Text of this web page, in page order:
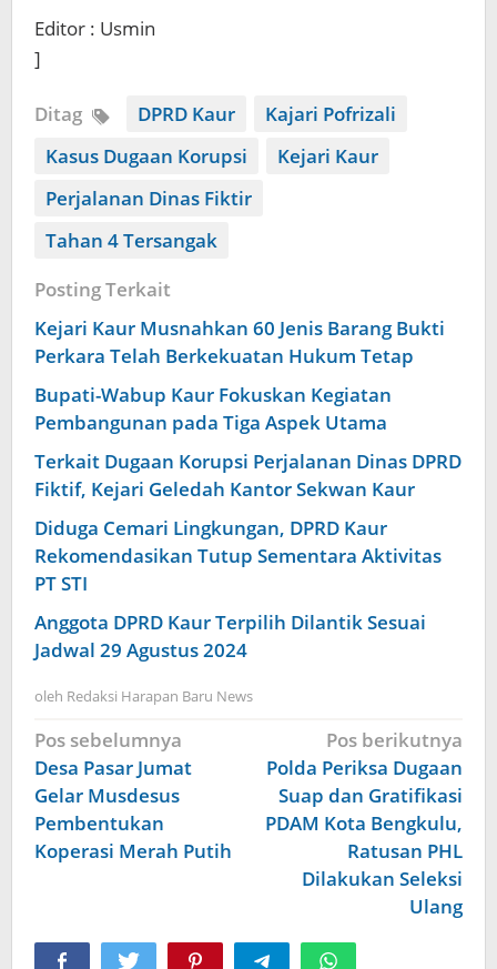
Editor : Usmin
]
Ditag DPRD Kaur
Kajari Pofrizali
Kasus Dugaan Korupsi
Kejari Kaur
Perjalanan Dinas Fiktir
Tahan 4 Tersangak
Posting Terkait
Kejari Kaur Musnahkan 60 Jenis Barang Bukti
Perkara Telah Berkekuatan Hukum Tetap
Bupati-Wabup Kaur Fokuskan Kegiatan
Pembangunan pada Tiga Aspek Utama
Terkait Dugaan Korupsi Perjalanan Dinas DPRD
Fiktif, Kejari Geledah Kantor Sekwan Kaur
Diduga Cemari Lingkungan, DPRD Kaur
Rekomendasikan Tutup Sementara Aktivitas
PT STI
Anggota DPRD Kaur Terpilih Dilantik Sesuai
Jadwal 29 Agustus 2024
oleh Redaksi Harapan Baru News
Navigasi
pos
Pos sebelumnya
Desa Pasar Jumat
Gelar Musdesus
Pembentukan
Koperasi Merah Putih
Pos berikutnya
Polda Periksa Dugaan
Suap dan Gratifikasi
PDAM Kota Bengkulu,
Ratusan PHL
Dilakukan Seleksi
Ulang